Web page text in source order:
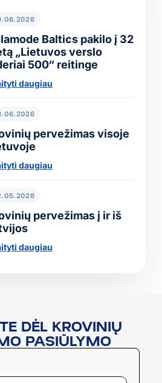
Baltics pakilo į 32
„Lietuvos verslo
500“ reitinge
daugiau
pervežimas visoje
daugiau
pervežimas į ir iš
daugiau
DĖL KROVINIŲ
PASIŪLYMO